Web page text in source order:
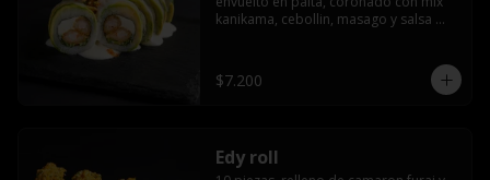
kanikama, cebollin, masago y salsa
$7.200
Edy roll